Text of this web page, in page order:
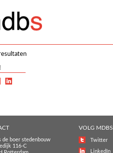
de boer stedenbouw
116-C
VOLG MDBS
Twitter
LinkedIn